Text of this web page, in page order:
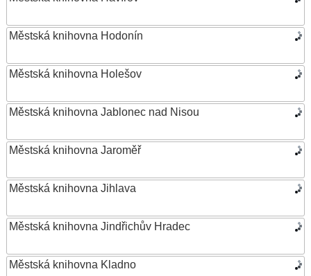
Městská knihovna Hodonín
Městská knihovna Holešov
Městská knihovna Jablonec nad Nisou
Městská knihovna Jaroměř
Městská knihovna Jihlava
Městská knihovna Jindřichův Hradec
Městská knihovna Kladno